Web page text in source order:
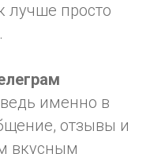
лучше просто
именно в
отзывы и
вкусным